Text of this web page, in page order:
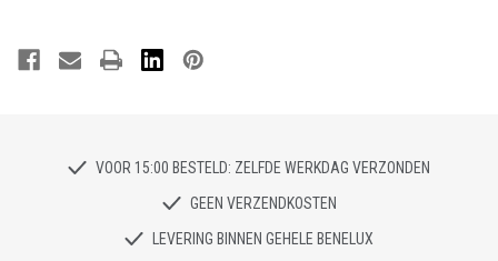
VOOR 15:00 BESTELD: ZELFDE WERKDAG VERZONDEN
GEEN VERZENDKOSTEN
LEVERING BINNEN GEHELE BENELUX